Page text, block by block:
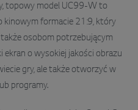
topowy model UC99-W to
kinowym formacie 21:9, który
osobom potrzebującym
ekran o wysokiej jakości obrazu
gry, ale także otworzyć w
programy.